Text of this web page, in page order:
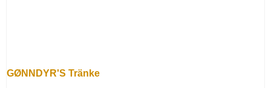
GØNNDYR'S Tränke